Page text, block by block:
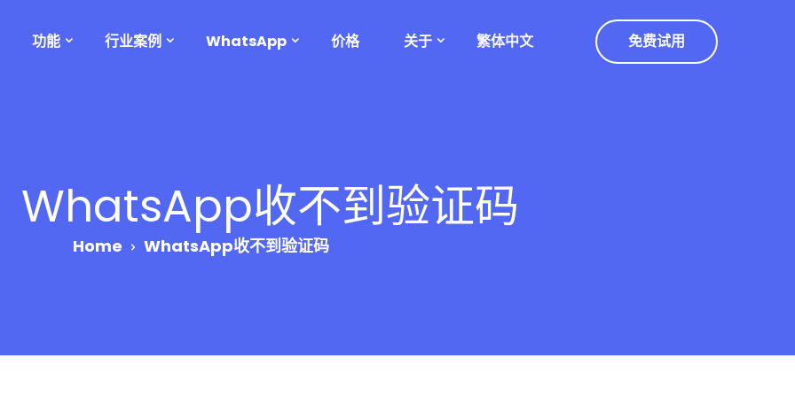
功能 行业案例 WhatsApp 价格 关于 繁体中文 免费试用
WhatsApp收不到验证码
Home WhatsApp收不到验证码